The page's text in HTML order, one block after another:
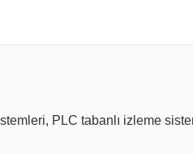
PLC tabanlı izleme